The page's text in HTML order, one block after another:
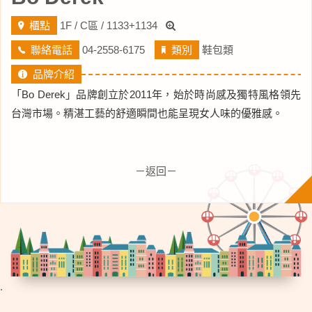
櫃點 1F / C區 / 1133+1134
聯絡電話 04-2558-6175 類別 鞋包類
品牌介紹
「Bo Derek」品牌創立於2011年，始於時尚感及獨特風格領先
台灣市場。精湛工藝的舒適瞬間也能呈現女人味的優雅感。
－返回－
.